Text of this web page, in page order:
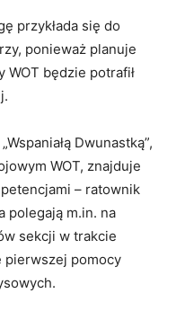
przykłada się do
ponieważ planuje
WOT będzie potrafił
Dwunastką”,
WOT, znajduje
– ratownik
polegają m.in. na
sekcji w trakcie
pierwszej pomocy